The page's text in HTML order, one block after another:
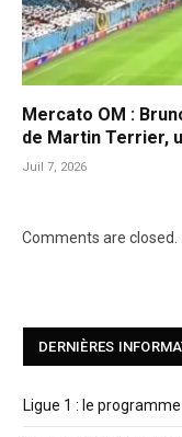
Mercato OM :
de Martin Terrier,
Juil 7, 2026
Comments are closed.
DERNIÈRES
Ligue 1 : le